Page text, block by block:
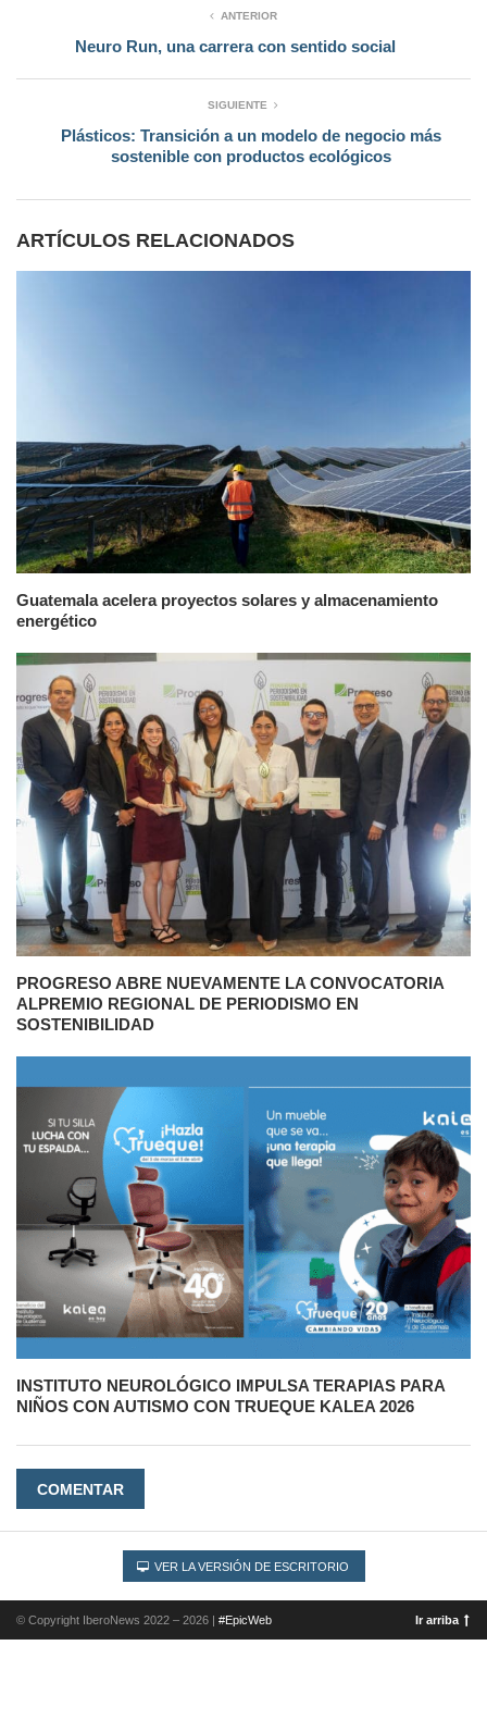
ANTERIOR
Neuro Run, una carrera con sentido social
SIGUIENTE
Plásticos: Transición a un modelo de negocio más
sostenible con productos ecológicos
ARTÍCULOS RELACIONADOS
Guatemala acelera proyectos solares y almacenamiento
energético
PROGRESO ABRE NUEVAMENTE LA CONVOCATORIA
ALPREMIO REGIONAL DE PERIODISMO EN
SOSTENIBILIDAD
INSTITUTO NEUROLÓGICO IMPULSA TERAPIAS PARA
NIÑOS CON AUTISMO CON TRUEQUE KALEA 2026
COMENTAR
VER LA VERSIÓN DE ESCRITORIO
© Copyright IberoNews 2022 – 2026 | #EpicWeb Ir arriba